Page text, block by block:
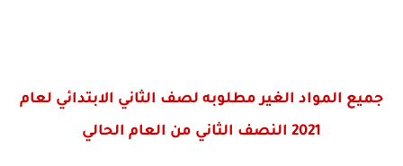
جميع المواد الغير مطلوبه لصف الثاني الابتدائي لعام
2021 النصف الثاني من العام الحالي